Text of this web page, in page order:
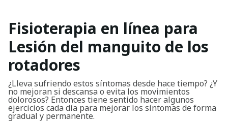
Fisioterapia en línea para
Lesión del manguito de los
rotadores
¿Lleva sufriendo estos síntomas desde hace tiempo? ¿Y
no mejoran si descansa o evita los movimientos
dolorosos? Entonces tiene sentido hacer algunos
ejercicios cada día para mejorar los síntomas de forma
gradual y permanente.